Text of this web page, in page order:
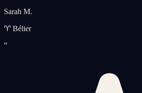
Sarah M.
♈ Bélier
“